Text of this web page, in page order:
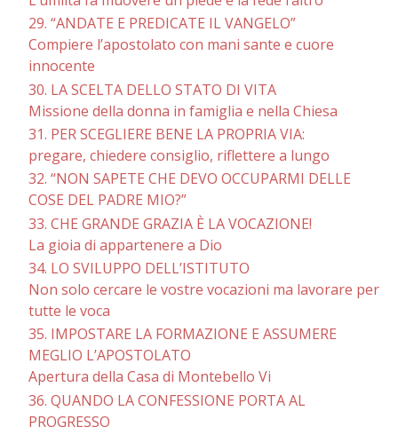
29. “ANDATE E PREDICATE IL VANGELO”
Compiere l’apostolato con mani sante e cuore
innocente
30. LA SCELTA DELLO STATO DI VITA
Missione della donna in famiglia e nella Chiesa
31. PER SCEGLIERE BENE LA PROPRIA VIA:
pregare, chiedere consiglio, riflettere a lungo
32. “NON SAPETE CHE DEVO OCCUPARMI DELLE
COSE DEL PADRE MIO?”
33. CHE GRANDE GRAZIA È LA VOCAZIONE!
La gioia di appartenere a Dio
34. LO SVILUPPO DELL’ISTITUTO
Non solo cercare le vostre vocazioni ma lavorare per
tutte le voca
35. IMPOSTARE LA FORMAZIONE E ASSUMERE
MEGLIO L’APOSTOLATO
Apertura della Casa di Montebello Vi
36. QUANDO LA CONFESSIONE PORTA AL
PROGRESSO